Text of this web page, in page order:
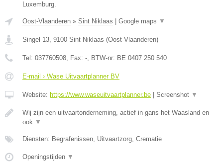
Luxemburg.
Oost-Vlaanderen » Sint Niklaas Google maps ▼
Singel 13 9100 Sint Niklaas (Oost-Vlaanderen)
Tel: 037760508 , Fax: - , BTW-nr: BE 0407 250 540
E-mail › Wase Uitvaartplanner BV
Website: https://www.waseuitvaartplanner.be Screenshot ▼
Wij zijn een uitvaartonderneming, actief in gans het Waasland en
ook ▼
Diensten: Begrafenissen, Uitvaartzorg, Crematie
Openingstijden ▼